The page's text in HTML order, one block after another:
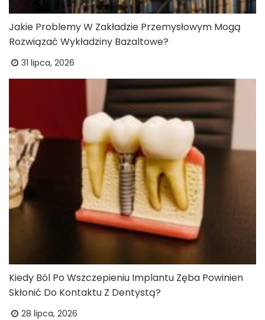
Jakie Problemy W Zakładzie Przemysłowym Mogą
Rozwiązać Wykładziny Bazaltowe?
31 lipca, 2026
Kiedy Ból Po Wszczepieniu Implantu Zęba Powinien
Skłonić Do Kontaktu Z Dentystą?
28 lipca, 2026